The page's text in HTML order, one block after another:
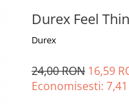
Durex Feel
Durex
24,00 RON 16,59
Economisesti: 7,41